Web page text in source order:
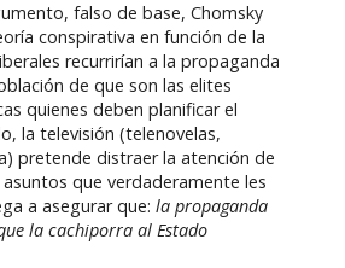
falso de base, Chomsky
conspirativa en función de la
recurrirían a la propaganda
de que son las elites
quienes deben planificar el
la televisión (telenovelas,
pretende distraer la atención de
que verdaderamente les
a asegurar que: la propaganda
la cachiporra al Estado